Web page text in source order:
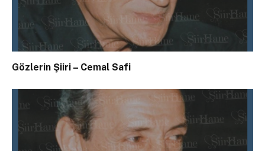
Gözlerin Şiiri – Cemal Safi